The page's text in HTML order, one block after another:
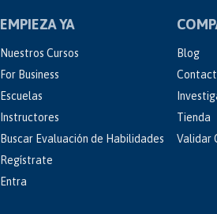
EMPIEZA YA
Nuestros Cursos
For Business
Escuelas
Instructores
Buscar Evaluación de Habilidades
Regístrate
Entra
Blog
Tienda
Validar